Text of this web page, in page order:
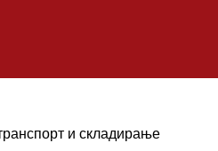
и складирање